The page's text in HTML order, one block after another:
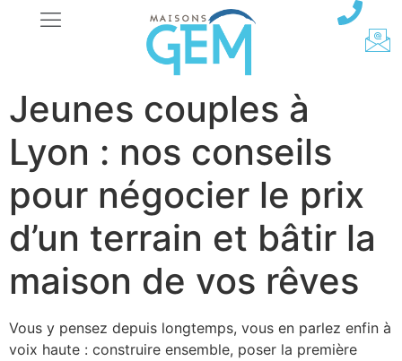
Jeunes couples à
Lyon : nos conseils
pour négocier le prix
d’un terrain et bâtir la
maison de vos rêves
Vous y pensez depuis longtemps, vous en parlez enfin à
voix haute : construire ensemble, poser la première